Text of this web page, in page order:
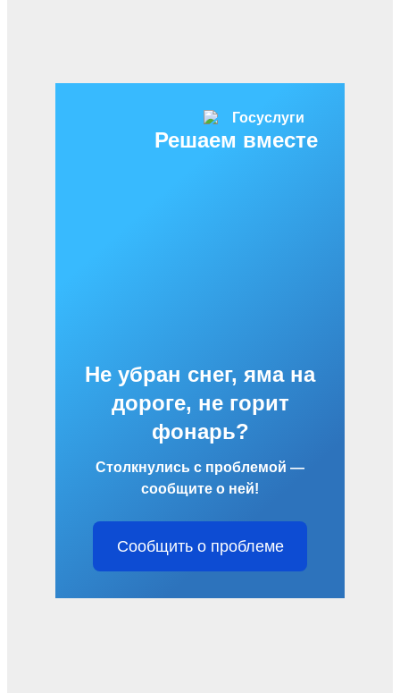
Решаем вместе
Не убран снег, яма на
дороге, не горит
фонарь?
Столкнулись с проблемой —
сообщите о ней!
Сообщить о проблеме